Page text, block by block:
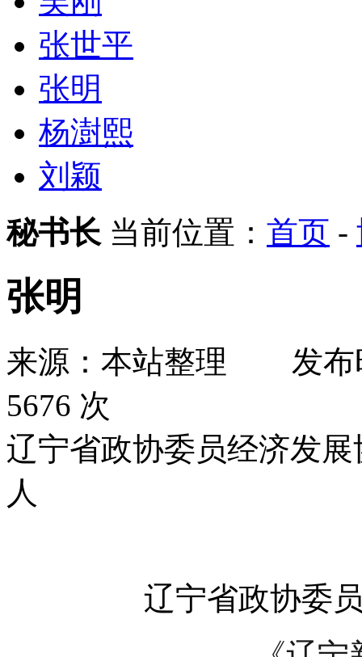
张世平
张明
杨澍熙
刘颖
秘书长 当前位置： 首页 -
张明
来源：本站整理 发
5676 次
辽宁省政协委员经济发
人
辽宁省政协委